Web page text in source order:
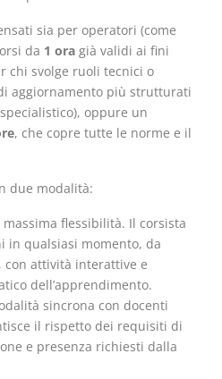
sia per operatori (come
da 1 ora già validi ai fini
chi svolge ruoli tecnici o
di aggiornamento più strutturati
oppure un
, che copre tutte le norme e il
due modalità:
massima flessibilità. Il corsista
in qualsiasi momento, da
con attività interattive e
dell’apprendimento.
sincrona con docenti
il rispetto dei requisiti di
e presenza richiesti dalla